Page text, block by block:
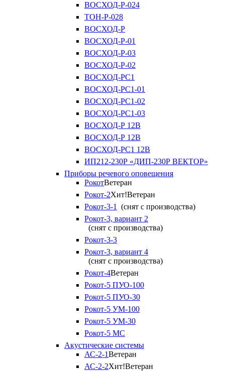
ВОСХОД-Р-024
ТОН-Р-028
ВОСХОД-Р
ВОСХОД-Р-01
ВОСХОД-Р-03
ВОСХОД-Р-02
ВОСХОД-РС1
ВОСХОД-РС1-01
ВОСХОД-РС1-02
ВОСХОД-РС1-03
ВОСХОД-Р 12В
ВОСХОД-Р 12В
ВОСХОД-РС1 12В
ИП212-230Р «ДИП-230Р ВЕКТОР»
Приборы речевого оповещения
РокотВетеран
Рокот-2Хит!Ветеран
Рокот-3-1
(снят с производства)
Рокот-3, вариант 2
(снят с производства)
Рокот-3-3
Рокот-3, вариант 4
(снят с производства)
Рокот-4Ветеран
Рокот-5 ПУО-100
Рокот-5 ПУО-30
Рокот-5 УМ-100
Рокот-5 УМ-30
Рокот-5 МС
Акустические системы
АС-2-1Ветеран
АС-2-2Хит!Ветеран